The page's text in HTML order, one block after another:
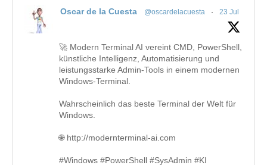
Oscar de la Cuesta @oscardelacuesta · 23 Jul
🚀 Modern Terminal AI vereint CMD, PowerShell,
künstliche Intelligenz, Automatisierung und
leistungsstarke Admin-Tools in einem modernen
Windows-Terminal.
Wahrscheinlich das beste Terminal der Welt für
Windows.
🌐 http://modernterminal-ai.com
#Windows #PowerShell #SysAdmin #KI